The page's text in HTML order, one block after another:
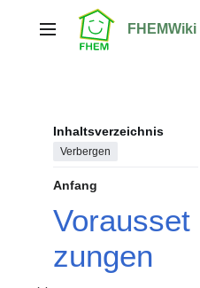
springenHauptmenü FHEMWiki
Inhaltsverzeichnis
Verbergen
Anfang
Vorausset
zungen